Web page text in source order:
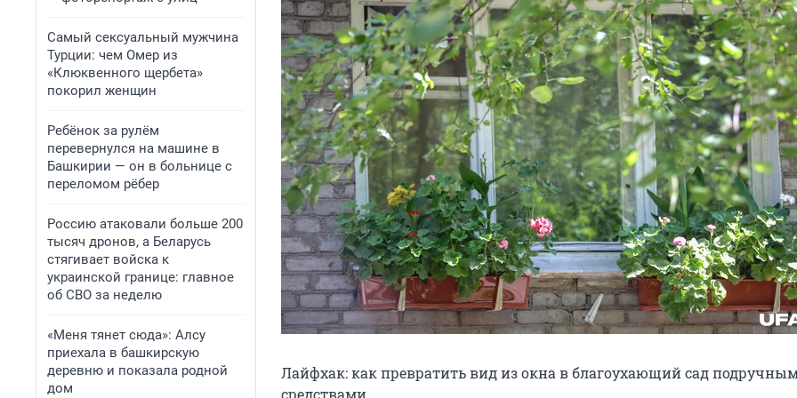
Самый сексуальный мужчина
Турции: чем Омер из
«Клюквенного щербета»
покорил женщин
Ребёнок за рулём
перевернулся на машине в
Башкирии — он в больнице с
переломом рёбер
Россию атаковали больше 200
тысяч дронов, а Беларусь
стягивает войска к
украинской границе: главное
об СВО за неделю
«Меня тянет сюда»: Алсу
приехала в башкирскую
деревню и показала родной
дом
Лайфхак: как превратить вид из окна в благоухающий сад
средствами.